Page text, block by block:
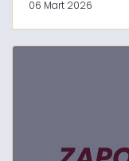
06 Mart 2026